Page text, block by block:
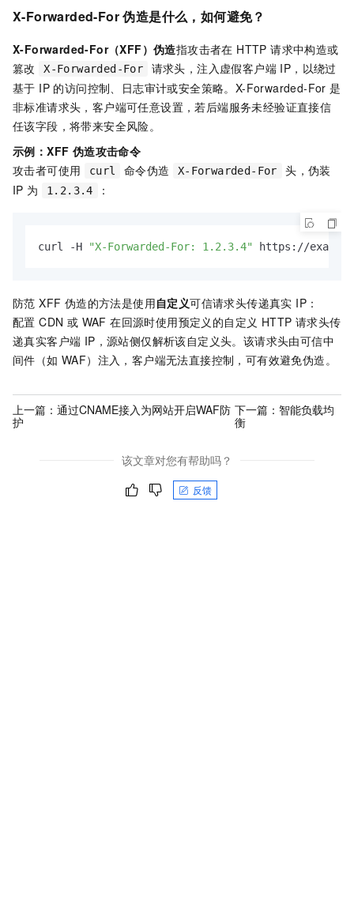
X-Forwarded-For 伪造是什么，如何避免？
X-Forwarded-For（XFF）伪造指攻击者在 HTTP 请求中构造或
篡改
X-Forwarded-For
请求头，注入虚假客户端 IP，以绕过
基于 IP 的访问控制、日志审计或安全策略。X-Forwarded-For 是
非标准请求头，客户端可任意设置，若后端服务未经验证直接信
任该字段，将带来安全风险。
示例：XFF 伪造攻击命令
攻击者可使用
curl 命令伪造 X-Forwarded-For
头，伪装
IP 为
1.2.3.4 ：
curl -H "X-Forwarded-For: 1.2.3.4" https://
防范 XFF 伪造的方法是使用自定义可信请求头传递真实 IP：
配置 CDN 或 WAF 在回源时使用预定义的自定义 HTTP 请求头传
递真实客户端 IP，源站侧仅解析该自定义头。该请求头由可信中
间件（如 WAF）注入，客户端无法直接控制，可有效避免伪造。
上一篇： 通过CNAME接入为网站开启WAF防
护
下一篇： 智能负载均
衡
该文章对您有帮助吗？
反馈